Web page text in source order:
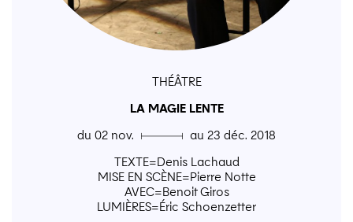
THÉÂTRE
LA MAGIE LENTE
du 02 nov. ▄ au 23 déc. 2018
TEXTE=Denis Lachaud
MISE EN SCÈNE=Pierre Notte
AVEC=Benoit Giros
LUMIÈRES=Éric Schoenzetter